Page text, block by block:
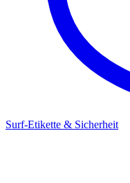
Surf-Etikette & Sicherheit